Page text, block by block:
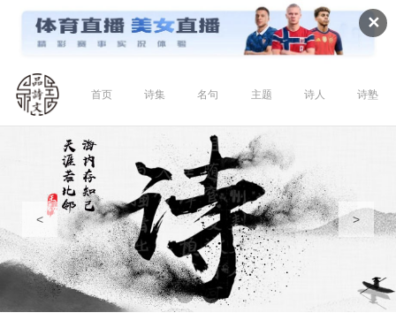
✕
首页 诗集 名句 主题 诗人 诗塾
< >